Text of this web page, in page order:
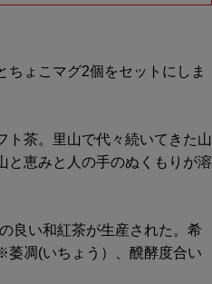
ちょこマグ2個をセットにしま
ト茶。里山で代々続いてきた山
と恵みと人の手のぬくもりが溶
良い和紅茶が生産された。希
凋(いちょう）、醗酵度合い